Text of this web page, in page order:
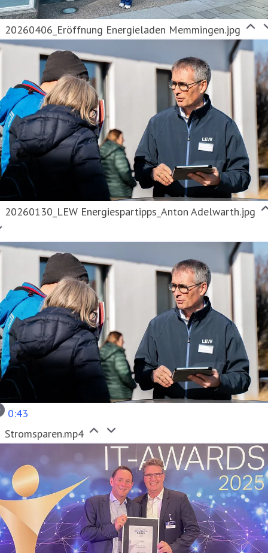
20260406_Eröffnung Energieladen Memmingen.jpg
20260130_LEW Energiespartipps_Anton Adelwarth.jpg
0:43
Stromsparen.mp4